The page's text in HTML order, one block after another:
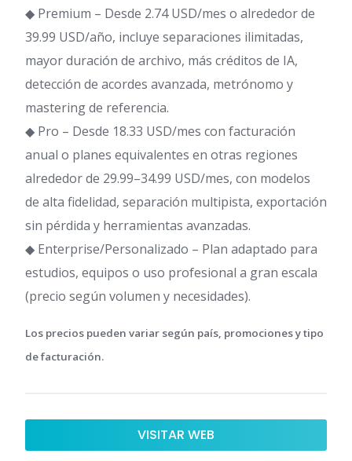
◆ Premium – Desde 2.74 USD/mes o alrededor de
39.99 USD/año, incluye separaciones ilimitadas,
mayor duración de archivo, más créditos de IA,
detección de acordes avanzada, metrónomo y
mastering de referencia.
◆ Pro – Desde 18.33 USD/mes con facturación
anual o planes equivalentes en otras regiones
alrededor de 29.99–34.99 USD/mes, con modelos
de alta fidelidad, separación multipista, exportación
sin pérdida y herramientas avanzadas.
◆ Enterprise/Personalizado – Plan adaptado para
estudios, equipos o uso profesional a gran escala
(precio según volumen y necesidades).
Los precios pueden variar según país, promociones y tipo
de facturación.
VISITAR WEB